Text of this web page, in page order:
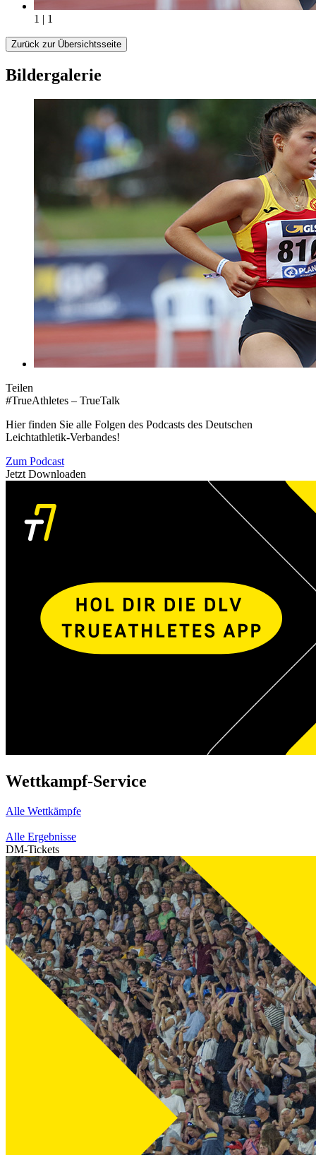
1 | 1
Zurück zur Übersichtsseite
Bildergalerie
Teilen
#TrueAthletes – TrueTalk
Hier finden Sie alle Folgen des Podcasts des Deutschen
Leichtathletik-Verbandes!
Zum Podcast
Jetzt Downloaden
Wettkampf-Service
Alle Wettkämpfe
Alle Ergebnisse
DM-Tickets